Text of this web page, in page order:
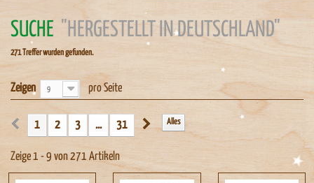
SUCHE "HERGESTELLT IN DEUTSCHLAND"
271 Treffer wurden gefunden.
Zeigen 9 pro Seite
Alles
1 2 3 ... 31
Zeige 1 - 9 von 271 Artikeln